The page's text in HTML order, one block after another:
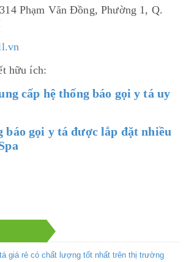
Phạm Văn Đồng, Phường 1, Q.
hữu ích:
cấp hệ thống báo gọi y tá uy
báo gọi y tá được lắp đặt nhiều
giá rẻ có chất lượng tốt nhất trên thị trường